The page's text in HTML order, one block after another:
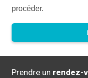
procéder.
Prendre un rendez-